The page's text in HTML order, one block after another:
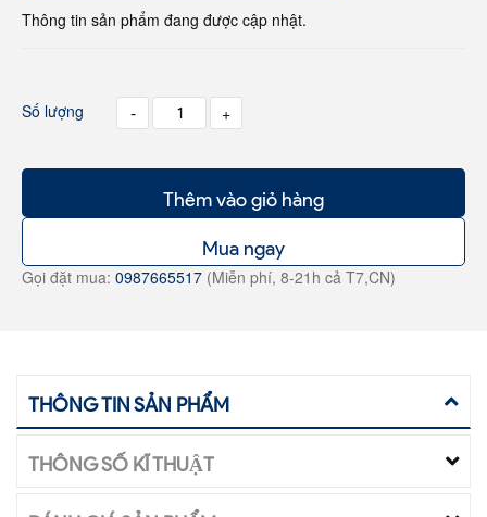
Thông tin sản phẩm đang được cập nhật.
Số lượng - +
Thêm vào giỏ hàng
Mua ngay
Gọi đặt mua: 0987665517 (Miễn phí, 8-21h cả T7,CN)
THÔNG TIN SẢN PHẨM
THÔNG SỐ KĨ THUẬT